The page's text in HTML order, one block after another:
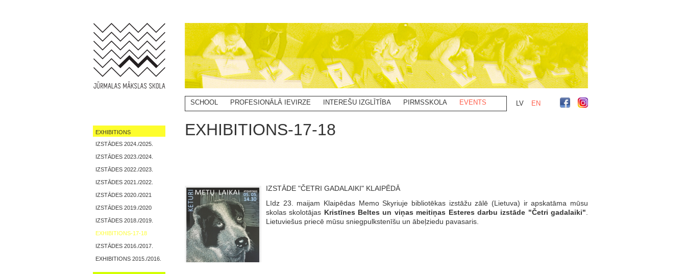
EXHIBITIONS
IZSTĀDES 2024./2025.
IZSTĀDES 2023./2024.
IZSTĀDES 2022./2023.
IZSTĀDES 2021./2022.
IZSTĀDES 2020./2021
IZSTĀDES 2019./2020
IZSTĀDES 2018./2019.
EXHIBITIONS-17-18
IZSTĀDES 2016./2017.
EXHIBITIONS 2015./2016.
SCHOOL PROFESIONĀLĀ IEVIRZE INTEREŠU IZGLĪTĪBA PIRMSSKOLA EVENTS LV EN
EXHIBITIONS-17-18
IZSTĀDE "ČETRI GADALAIKI" KLAIPĒDĀ
Līdz 23. maijam Klaipēdas Memo Skyriuje bibliotēkas izstāžu zālē (Lietuva) ir apskatāma mūsu
skolas skolotājas Kristīnes Beltes un viņas meitiņas Esteres darbu izstāde "Četri gadalaiki"
Lietuviešus priecē mūsu sniegpulkstenīšu un ābeļziedu pavasaris.